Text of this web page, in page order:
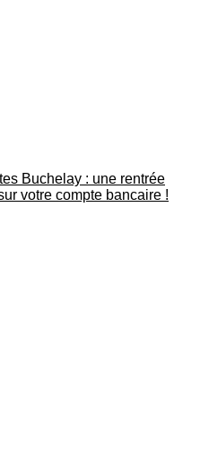
Buchelay : une rentrée
votre compte bancaire !